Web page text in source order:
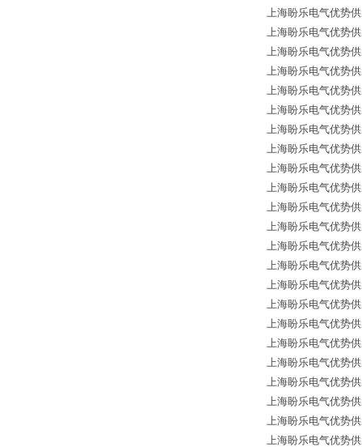
上海盼乐电气优势
上海盼乐电气优势
上海盼乐电气优势
上海盼乐电气优势
上海盼乐电气优势
上海盼乐电气优势
上海盼乐电气优势
上海盼乐电气优势
上海盼乐电气优势
上海盼乐电气优势
上海盼乐电气优势
上海盼乐电气优势
上海盼乐电气优势
上海盼乐电气优势
上海盼乐电气优势
上海盼乐电气优势
上海盼乐电气优势
上海盼乐电气优势
上海盼乐电气优势
上海盼乐电气优势
上海盼乐电气优势
上海盼乐电气优势
上海盼乐电气优势